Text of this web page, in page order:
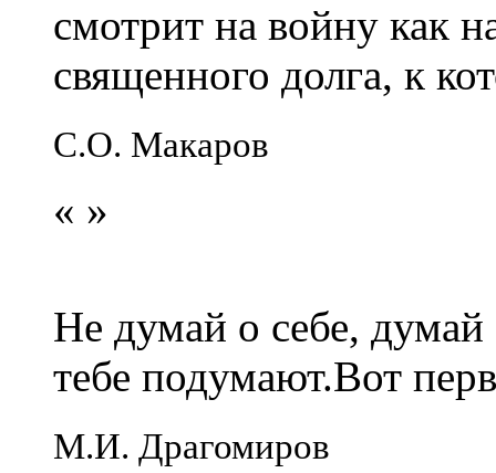
смотрит на войну как
священного долга, к
С.О. Макаров
« »
Не думай о себе,
тебе подумают.Вот
М.И. Драгомиров